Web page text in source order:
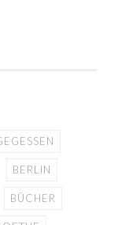
BERLIN
BÜCHER